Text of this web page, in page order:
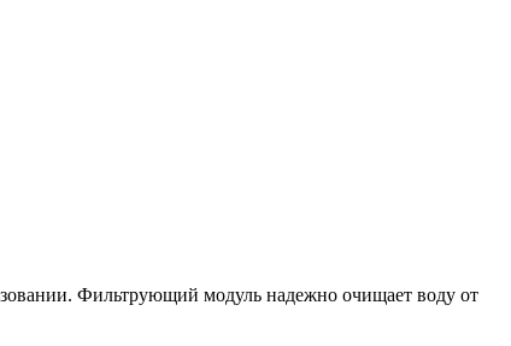
Фильтрующий модуль надежно очищает воду от